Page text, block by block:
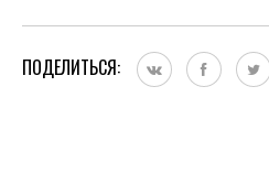
ПОДЕЛИТЬСЯ: